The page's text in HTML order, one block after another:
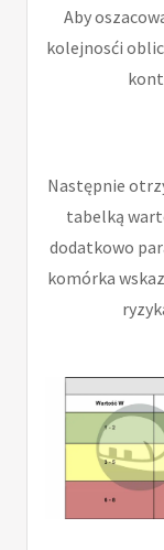
Aby
kolejnosći
Następnie
tabelką
dodatkowo
komórka